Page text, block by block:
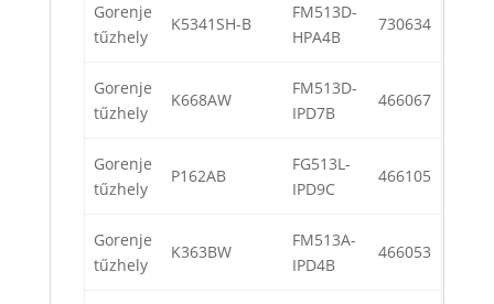
Gorenje
tűzhely
K5341SH-B
FM513D-
HPA4B
730634
Gorenje
tűzhely
K668AW
FM513D-
IPD7B
466067
Gorenje
tűzhely
P162AB
FG513L-
IPD9C
466105
Gorenje
tűzhely
K363BW
FM513A-
IPD4B
466053